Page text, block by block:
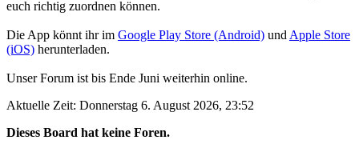
euch richtig zuordnen können.
Die App könnt ihr im Google Play Store (Android) und Apple Store
(iOS) herunterladen.
Unser Forum ist bis Ende Juni weiterhin online.
Aktuelle Zeit: Donnerstag 6. August 2026, 23:52
Dieses Board hat keine Foren.